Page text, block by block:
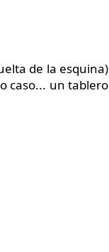
de la esquina)
caso... un tablero